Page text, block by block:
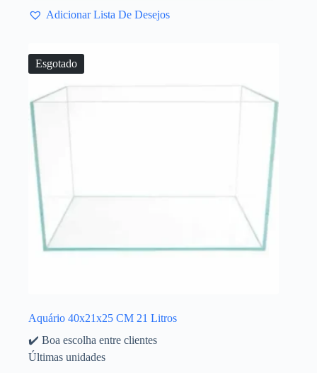
Adicionar Lista De Desejos
Esgotado
Aquário 40x21x25 CM 21 Litros
✔️ Boa escolha entre clientes
Últimas unidades